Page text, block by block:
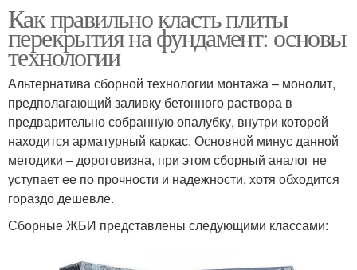
Как правильно класть плиты
перекрытия на фундамент: основы
технологии
Альтернатива сборной технологии монтажа – монолит,
предполагающий заливку бетонного раствора в
предварительно собранную опалубку, внутри которой
находится арматурный каркас. Основной минус данной
методики – дороговизна, при этом сборный аналог не
уступает ее по прочности и надежности, хотя обходится
гораздо дешевле.
Сборные ЖБИ представлены следующими классами: